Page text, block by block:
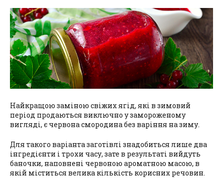
Найкращою заміною свіжих ягід, які в зимовий
період продаються виключно у замороженому
вигляді, є червона смородина без варіння на зиму.
Для такого варіанта заготівлі знадобиться лише два
інгредієнти і трохи часу, зате в результаті вийдуть
баночки, наповнені червоною ароматною масою, в
якій міститься велика кількість корисних речовин.